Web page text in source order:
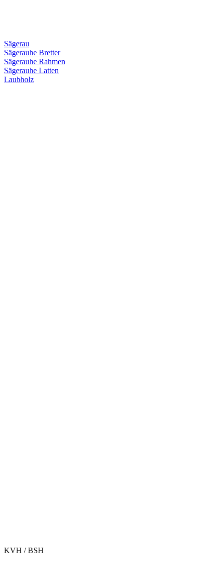
Sägerau
Sägerauhe Bretter
Sägerauhe Rahmen
Sägerauhe Latten
Laubholz
KVH / BSH